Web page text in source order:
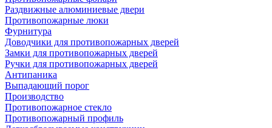
Раздвижные алюминиевые двери
Противопожарные люки
Фурнитура
Доводчики для противопожарных дверей
Замки для противопожарных дверей
Ручки для противопожарных дверей
Антипаника
Выпадающий порог
Производство
Противопожарное стекло
Противопожарный профиль